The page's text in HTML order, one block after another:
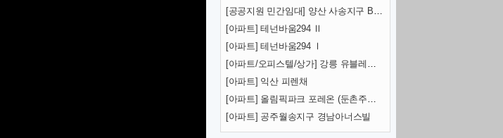
[공공지원 민간임대] 양산 사송지구 B-8BL 사송 롯데캐슬
[아파트] 테넌바움294 Ⅱ
[아파트] 테넌바움294 Ⅰ
[아파트/오피스텔/상가] 강릉 유블레스 리센트
[아파트] 익산 피렌채
[아파트] 올림픽파크 포레온 (둔촌주공 재건축)
[아파트] 공주월송지구 경남아너스빌